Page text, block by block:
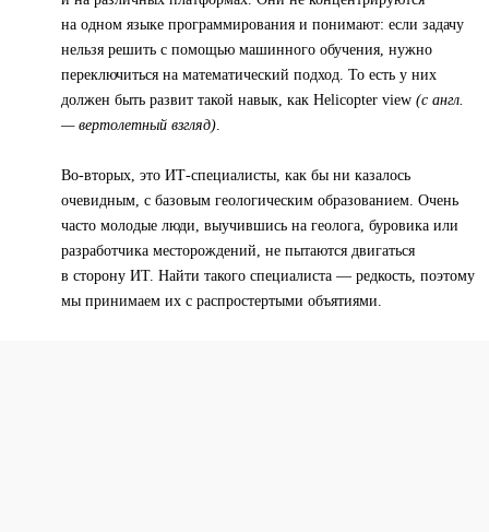
на одном языке программирования и понимают: если задачу
нельзя решить с помощью машинного обучения, нужно
переключиться на математический подход. То есть у них
должен быть развит такой навык, как Helicopter view (с англ.
— вертолетный взгляд).
Во-вторых, это ИТ-специалисты, как бы ни казалось
очевидным, с базовым геологическим образованием. Очень
часто молодые люди, выучившись на геолога, буровика или
разработчика месторождений, не пытаются двигаться
в сторону ИТ. Найти такого специалиста — редкость, поэтому
мы принимаем их с распростертыми объятиями.